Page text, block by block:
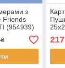
з
Friends
(954939)